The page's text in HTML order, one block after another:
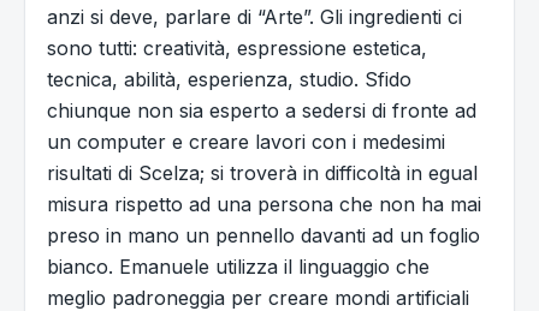
anzi si deve, parlare di “Arte”. Gli ingredienti ci
sono tutti: creatività, espressione estetica,
tecnica, abilità, esperienza, studio. Sfido
chiunque non sia esperto a sedersi di fronte ad
un computer e creare lavori con i medesimi
risultati di Scelza; si troverà in difficoltà in egual
misura rispetto ad una persona che non ha mai
preso in mano un pennello davanti ad un foglio
bianco. Emanuele utilizza il linguaggio che
meglio padroneggia per creare mondi artificiali